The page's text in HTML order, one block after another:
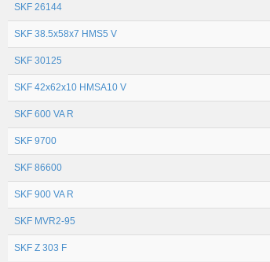
SKF 26144
SKF 38.5x58x7 HMS5 V
SKF 30125
SKF 42x62x10 HMSA10 V
SKF 600 VA R
SKF 9700
SKF 86600
SKF 900 VA R
SKF MVR2-95
SKF Z 303 F